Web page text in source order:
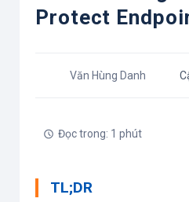
Protect
Văn Hùng Danh
Đọc trong: 1 phút
TL;DR